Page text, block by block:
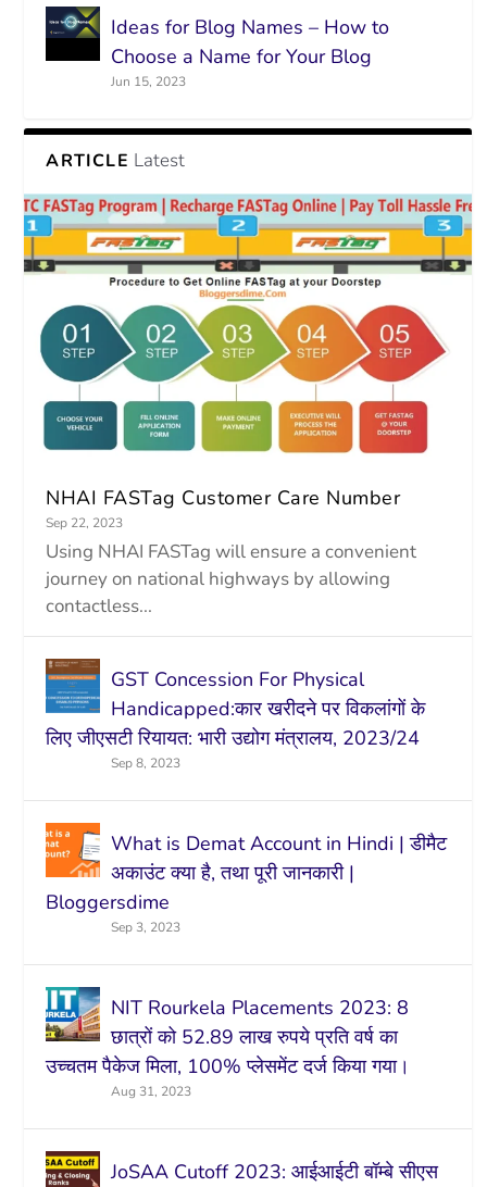
Ideas for Blog Names – How to
Choose a Name for Your Blog
Jun 15, 2023
ARTICLE Latest
NHAI FASTag Customer Care Number
Sep 22, 2023
Using NHAI FASTag will ensure a convenient
journey on national highways by allowing
contactless...
GST Concession For Physical
Handicapped:कार खरीदने पर विकलांगों के
लिए जीएसटी रियायत: भारी उद्योग मंत्रालय, 2023/24
Sep 8, 2023
What is Demat Account in Hindi | डीमैट
अकाउंट क्या है, तथा पूरी जानकारी |
Bloggersdime
Sep 3, 2023
NIT Rourkela Placements 2023: 8
छात्रों को 52.89 लाख रुपये प्रति वर्ष का
उच्चतम पैकेज मिला, 100% प्लेसमेंट दर्ज किया गया।
Aug 31, 2023
JoSAA Cutoff 2023: आईआईटी बॉम्बे सीएस